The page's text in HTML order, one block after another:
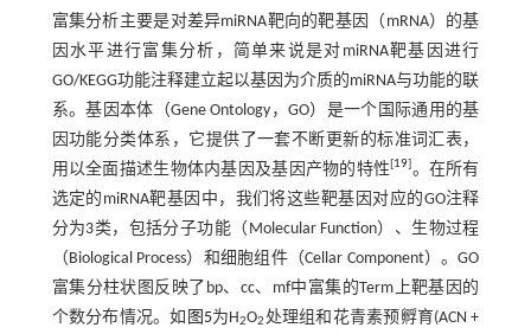
富集分析主要是对差异miRNA靶向的靶基因（mRNA）的基
因水平进行富集分析，简单来说是对miRNA靶基因进行
GO/KEGG功能注释建立起以基因为介质的miRNA与功能的联
系。基因本体（Gene Ontology，GO）是一个国际通用的基
因功能分类体系，它提供了一套不断更新的标准词汇表，
用以全面描述生物体内基因及基因产物的特性[19]。在所有
选定的miRNA靶基因中，我们将这些靶基因对应的GO注释
分为3类，包括分子功能（Molecular Function）、生物过程
（Biological Process）和细胞组件（Cellar Component）。GO
富集分柱状图反映了bp、cc、mf中富集的Term上靶基因的
个数分布情况。如 图5为H2O2 处理组和花青素预孵育(ACN +